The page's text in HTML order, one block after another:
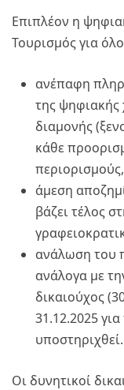
Επιπλέον η
Τουρισμός για
ανέπαφη
της ψηφιακής
διαμονής
κάθε
περιορισμούς,
άμεση
βάζει τέλος
ανάλωση του
ανάλογα με
δικαιούχος
31.12.2025
υποστηριχθεί.
Oι δυνητικοί